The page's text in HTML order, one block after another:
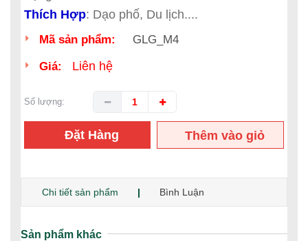
Thích Hợp: Dạo phố, Du lịch....
Mã sản phẩm: GLG_M4
Giá: Liên hệ
Số lượng:
Đặt Hàng
Thêm vào giỏ
Chi tiết sản phẩm Bình Luận
Sản phẩm khác